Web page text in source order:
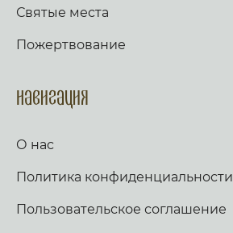
Святые места
Пожертвование
Навигация
О нас
Политика конфиденциальности
Пользовательское соглашение